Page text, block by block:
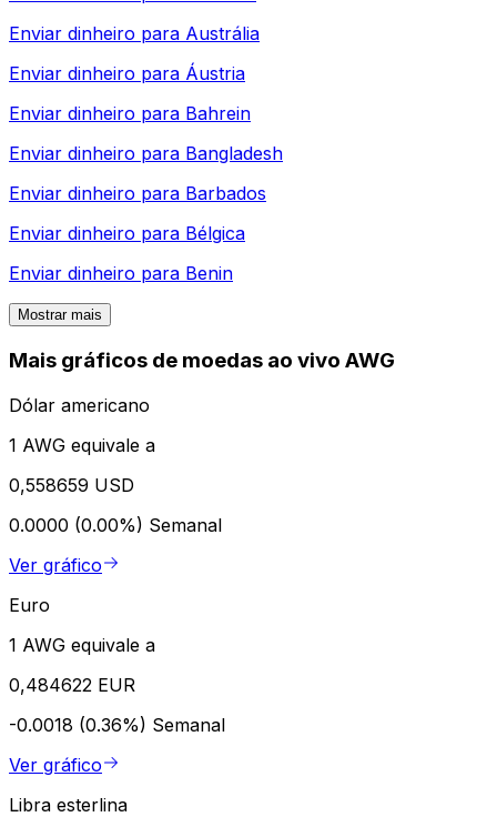
Enviar dinheiro para Austrália
Enviar dinheiro para Áustria
Enviar dinheiro para Bahrein
Enviar dinheiro para Bangladesh
Enviar dinheiro para Barbados
Enviar dinheiro para Bélgica
Enviar dinheiro para Benin
Mostrar mais
Mais gráficos de moedas ao vivo AWG
Dólar americano
1 AWG equivale a
0,558659 USD
0.0000 (0.00%) Semanal
Ver gráfico
Euro
1 AWG equivale a
0,484622 EUR
-0.0018 (0.36%) Semanal
Ver gráfico
Libra esterlina